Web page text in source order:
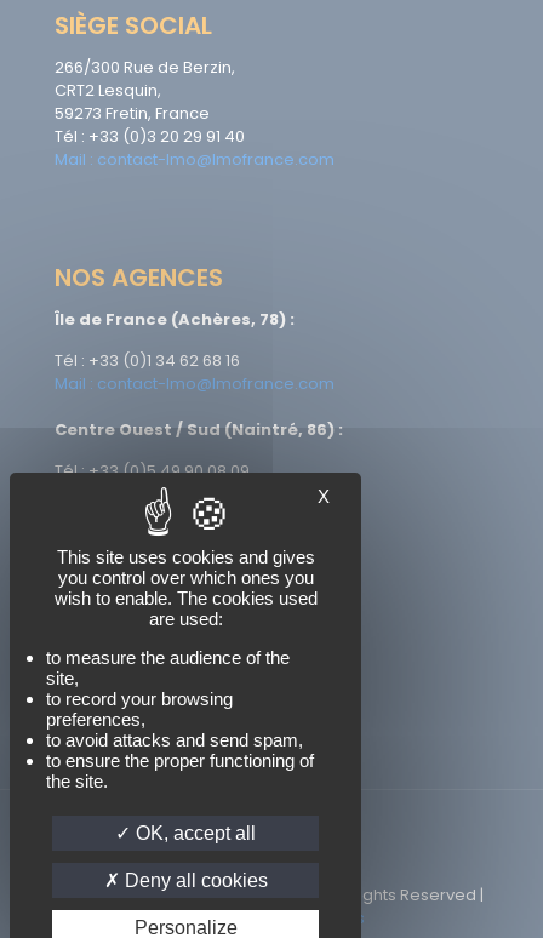
SIÈGE SOCIAL
266/300 Rue de Berzin,
CRT2 Lesquin,
59273 Fretin, France
Tél : +33 (0)3 20 29 91 40
Mail : contact-lmo@lmofrance.com
NOS AGENCES
Île de France (Achères, 78) :
Tél : +33 (0)1 34 62 68 16
Mail : contact-lmo@lmofrance.com
Centre Ouest / Sud (Naintré, 86) :
Tél : +33 (0)5 49 90 08 09
Mail : contact-lmo@lmofrance.com
NOUS SUIVRE
© 2026 Betheme byMuffin group
| All Rights Reserved |
Powered byWordPress
X
This site uses cookies and gives
you control over which ones you
wish to enable. The cookies used
are used:
to measure the audience of the
site,
to record your browsing
preferences,
to avoid attacks and send spam,
to ensure the proper functioning of
the site.
OK, accept all
Deny all cookies
Personalize